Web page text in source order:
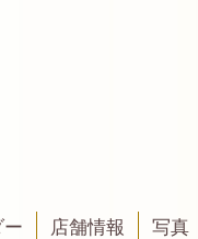
ー 店舗情報 写真